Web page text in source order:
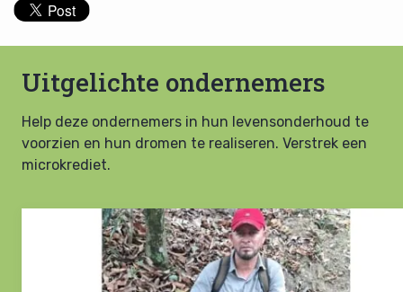
Uitgelichte ondernemers
Help deze ondernemers in hun levensonderhoud te
voorzien en hun dromen te realiseren. Verstrek een
microkrediet.